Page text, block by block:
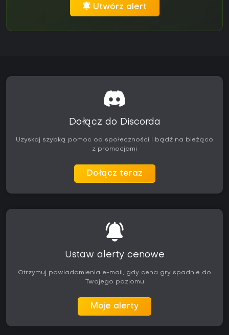
Utwórz alert
Dołącz do Discorda
Uzyskaj szybką pomoc od społeczności i bądź na bieżąco
z promocjami
Dołącz teraz
Ustaw alerty cenowe
Otrzymuj powiadomienia e-mail, gdy cena gry spadnie do
Twojego poziomu
Moje alerty